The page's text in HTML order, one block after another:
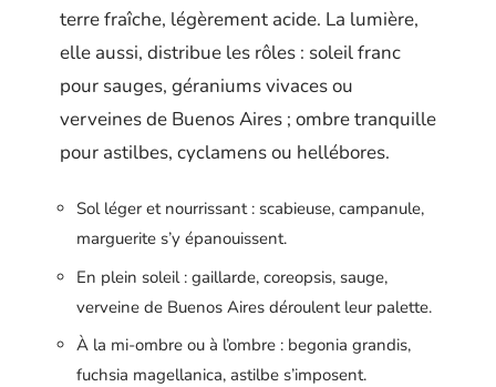
terre fraîche, légèrement acide. La lumière,
elle aussi, distribue les rôles : soleil franc
pour sauges, géraniums vivaces ou
verveines de Buenos Aires ; ombre tranquille
pour astilbes, cyclamens ou hellébores.
Sol léger et nourrissant : scabieuse, campanule,
marguerite s’y épanouissent.
En plein soleil : gaillarde, coreopsis, sauge,
verveine de Buenos Aires déroulent leur palette.
À la mi-ombre ou à l’ombre : begonia grandis,
fuchsia magellanica, astilbe s’imposent.